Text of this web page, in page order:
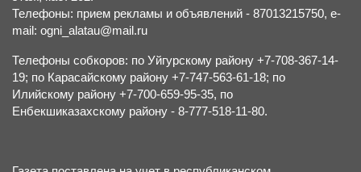
Телефоны: прием рекламы и объявлений - 87013215750, e-
mail: ogni_alatau@mail.ru
Телефоны собкоров: по Уйгурскому району +7-708-367-14-
19; по Карасайскому району +7-747-563-61-18; по
Илийскому району +7-700-659-95-35, по
Енбекшиказахскому району - 8-777-518-11-80.